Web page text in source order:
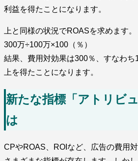
利益を得たことになります。
上と同様の状況でROASを求めます。
300万÷100万×100（％）
結果、費用対効果は300％、すなわち
上を得たことになります。
新たな指標「アトリビ
は
CPやROAS、ROIなど、広告の費用